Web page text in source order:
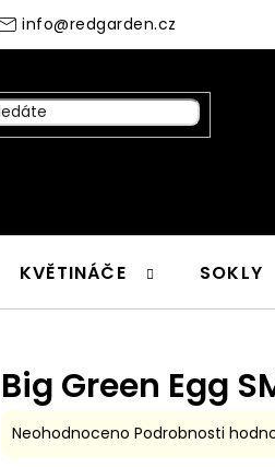
info@redgarden.cz
KVĚTINÁČE SOKLY
Big Green Egg
Průměrné
Neohodnoceno Podrobnosti